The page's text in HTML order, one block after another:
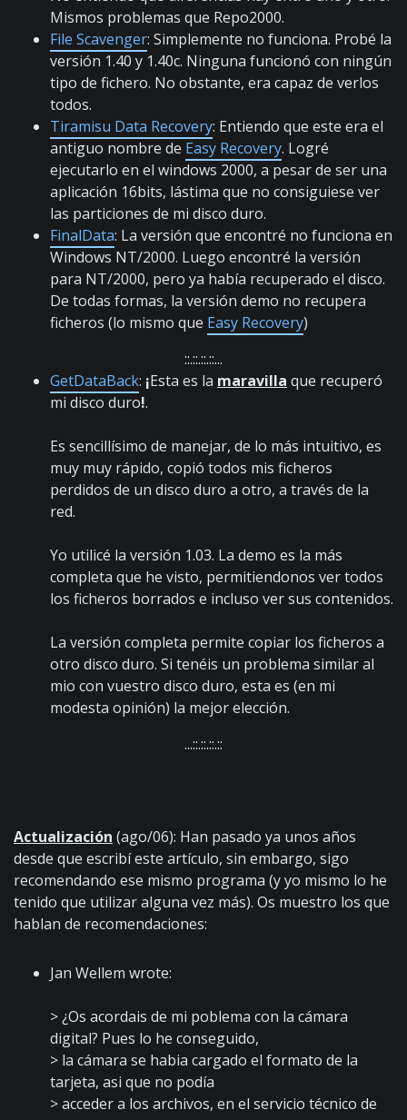
Mismos problemas que Repo2000.
File Scavenger: Simplemente no funciona. Probé la
versión 1.40 y 1.40c. Ninguna funcionó con ningún
tipo de fichero. No obstante, era capaz de verlos
todos.
Tiramisu Data Recovery: Entiendo que este era el
antiguo nombre de Easy Recovery. Logré
ejecutarlo en el windows 2000, a pesar de ser una
aplicación 16bits, lástima que no consiguiese ver
las particiones de mi disco duro.
FinalData: La versión que encontré no funciona en
Windows NT/2000. Luego encontré la versión
para NT/2000, pero ya había recuperado el disco.
De todas formas, la versión demo no recupera
ficheros (lo mismo que Easy Recovery)
::.::.::.::...
GetDataBack: ¡Esta es la maravilla que recuperó
mi disco duro!.
Es sencillísimo de manejar, de lo más intuitivo, es
muy muy rápido, copió todos mis ficheros
perdidos de un disco duro a otro, a través de la
red.
Yo utilicé la versión 1.03. La demo es la más
completa que he visto, permitiendonos ver todos
los ficheros borrados e incluso ver sus contenidos.
La versión completa permite copiar los ficheros a
otro disco duro. Si tenéis un problema similar al
mio con vuestro disco duro, esta es (en mi
modesta opinión) la mejor elección.
...::.::.::.::
Actualización (ago/06): Han pasado ya unos años
desde que escribí este artículo, sin embargo, sigo
recomendando ese mismo programa (y yo mismo lo he
tenido que utilizar alguna vez más). Os muestro los que
hablan de recomendaciones:
Jan Wellem wrote:
> ¿Os acordais de mi poblema con la cámara
digital? Pues lo he conseguido,
> la cámara se habia cargado el formato de la
tarjeta, asi que no podía
> acceder a los archivos, en el servicio técnico de